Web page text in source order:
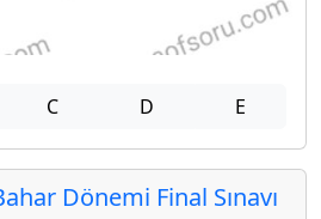
C D E
Dönemi Final Sınavı